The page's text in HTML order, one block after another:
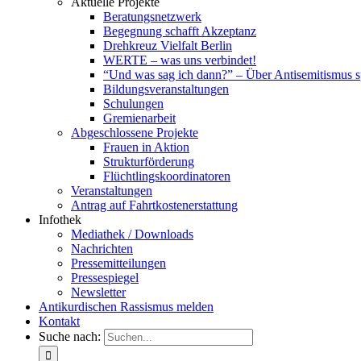
Beratungsnetzwerk
Begegnung schafft Akzeptanz
Drehkreuz Vielfalt Berlin
WERTE – was uns verbindet!
“Und was sag ich dann?” – Über Antisemitismus
Bildungsveranstaltungen
Schulungen
Gremienarbeit
Abgeschlossene Projekte
Frauen in Aktion
Strukturförderung
Flüchtlingskoordinatoren
Veranstaltungen
Antrag auf Fahrtkostenerstattung
Infothek
Mediathek / Downloads
Nachrichten
Pressemitteilungen
Pressespiegel
Newsletter
Antikurdischen Rassismus melden
Kontakt
Suche nach: